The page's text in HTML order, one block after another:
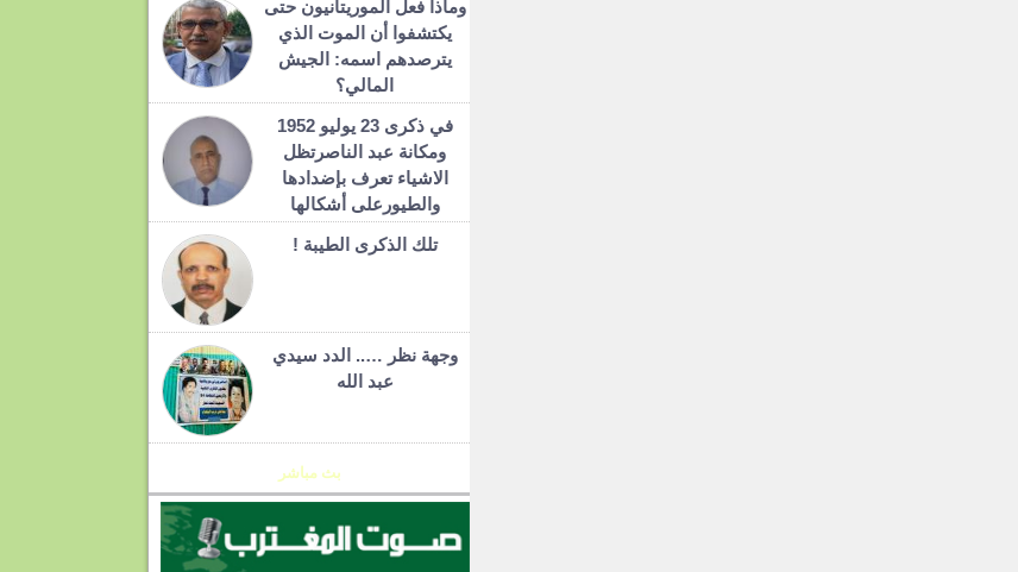
وماذا فعل الموريتانيون حتى
يكتشفوا أن الموت الذي
يترصدهم اسمه: الجيش
المالي؟
في ذكرى 23 يوليو 1952
ومكانة عبد الناصرتظل
الاشياء تعرف بإضدادها
والطيورعلى أشكالها
تلك الذكرى الطيبة !
وجهة نظر ….. الدد سيدي
عبد الله
بث مباشر